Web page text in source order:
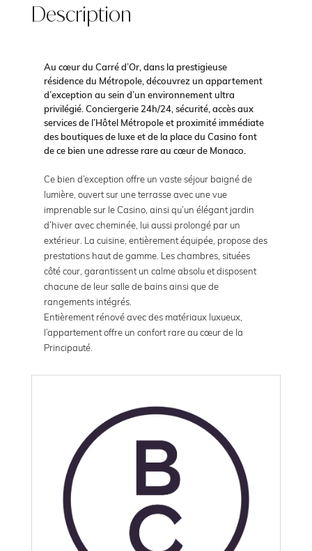
Description
Au cœur du Carré d’Or, dans la prestigieuse
résidence du Métropole, découvrez un appartement
d’exception au sein d’un environnement ultra
privilégié. Conciergerie 24h/24, sécurité, accès aux
services de l’Hôtel Métropole et proximité immédiate
des boutiques de luxe et de la place du Casino font
de ce bien une adresse rare au cœur de Monaco.
Ce bien d’exception offre un vaste séjour baigné de
lumière, ouvert sur une terrasse avec une vue
imprenable sur le Casino, ainsi qu’un élégant jardin
d’hiver avec cheminée, lui aussi prolongé par un
extérieur. La cuisine, entièrement équipée, propose des
prestations haut de gamme. Les chambres, situées
côté cour, garantissent un calme absolu et disposent
chacune de leur salle de bains ainsi que de
rangements intégrés.
Entièrement rénové avec des matériaux luxueux,
l’appartement offre un confort rare au cœur de la
Principauté.